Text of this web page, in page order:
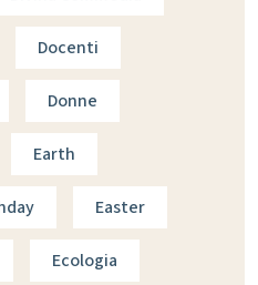
Docenti
Donne
Earth
Easter
Ecologia